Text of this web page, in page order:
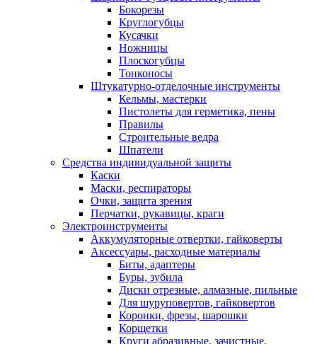
Бокорезы
Круглогубцы
Кусачки
Ножницы
Плоскогубцы
Тонконосы
Штукатурно-отделочные инструменты
Кельмы, мастерки
Пистолеты для герметика, пены
Правилы
Строительные ведра
Шпатели
Средства индивидуальной защиты
Каски
Маски, респираторы
Очки, защита зрения
Перчатки, рукавицы, краги
Электроинструменты
Аккумуляторные отвертки, гайковерты
Аксессуары, расходные материалы
Биты, адаптеры
Буры, зубила
Диски отрезные, алмазные, пильные
Для шуруповертов, гайковертов
Коронки, фрезы, шарошки
Корщетки
Круги абразивные, зачистные,